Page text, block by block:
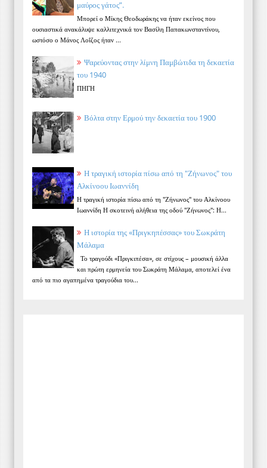
μαύρος γάτος”.
Μπορεί ο Μίκης Θεοδωράκης να ήταν εκείνος που
ουσιαστικά ανακάλυψε καλλιτεχνικά τον Βασίλη Παπακωνσταντίνου,
ωστόσο ο Μάνος Λοΐζος ήταν ...
Ψαρεύοντας στην λίμνη Παμβώτιδα τη δεκαετία
του 1940
ΠΗΓΗ
Βόλτα στην Ερμού την δεκαετία του 1900
Η τραγική ιστορία πίσω από τη "Ζήνωνος" του
Αλκίνοου Ιωαννίδη
Η τραγική ιστορία πίσω από τη "Ζήνωνος" του Αλκίνοου
Ιωαννίδη Η σκοτεινή αλήθεια της οδού "Ζήνωνος": Η...
Η ιστορία της «Πριγκηπέσσας» του Σωκράτη
Μάλαμα
Το τραγούδι «Πριγκιπέσα», σε στίχους – μουσική άλλα
και πρώτη ερμηνεία του Σωκράτη Μάλαμα, αποτελεί ένα
από τα πιο αγαπημένα τραγούδια του...